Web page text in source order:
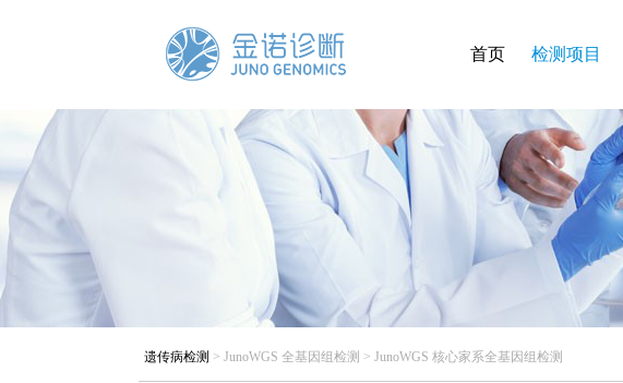
首页 检测项目
遗传病检测 > JunoWGS 全基因组检测 > JunoWGS 核心家系全基因组检测